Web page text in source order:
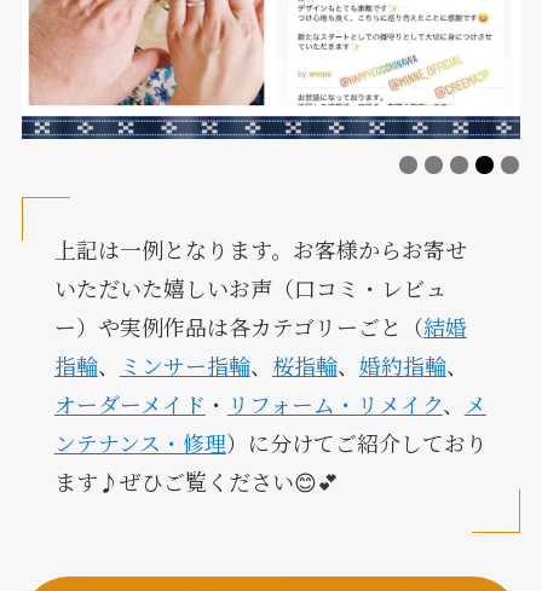
上記は一例となります。お客様からお寄せ
いただいた嬉しいお声（口コミ・レビュ
ー）や実例作品は各カテゴリーごと（結婚
指輪、 ミンサー指輪、 桜指輪、 婚約指輪、
オーダーメイド ・ リフォーム・リメイク、
メ
ンテナンス・修理）に分けてご紹介しており
ます♪ぜひご覧ください😊💕